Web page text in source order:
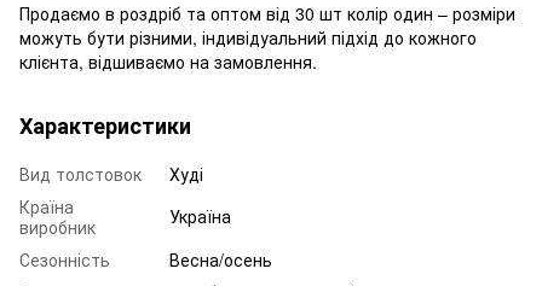
Продаємо в роздріб та оптом від 30 шт колір один – розміри
можуть бути різними, індивідуальний підхід до кожного
клієнта, відшиваємо на замовлення.
Характеристики
Вид толстовок
Худі
Країна
виробник
Україна
Сезонність
Весна/осень